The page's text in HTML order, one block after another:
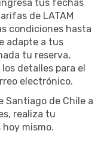
tus fechas
de LATAM
condiciones hasta
adapte a tus
tu reserva,
detalles para el
electrónico.
Santiago de Chile a
realiza tu
mismo.